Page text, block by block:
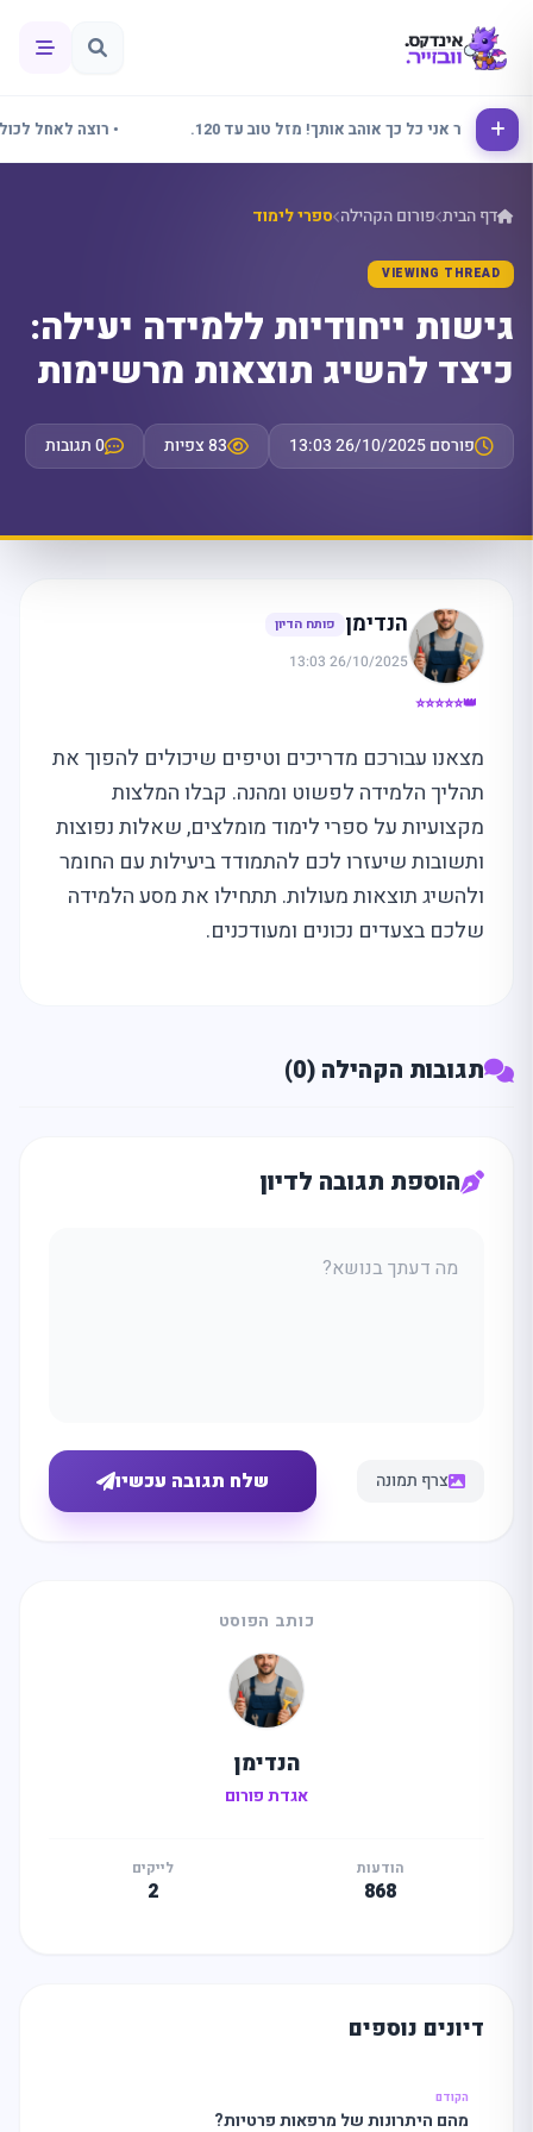
• אלינור אני כל כך אוהב אותך! מזל טוב עד 120. • רוצה לאחל לכולם
דף הבית פורום הקהילה ספרי לימוד
VIEWING THREAD
גישות ייחודיות ללמידה יעילה:
כיצד להשיג תוצאות מרשימות
פורסם 26/10/2025 13:03 83 צפיות 0 תגובות
👑⭐⭐⭐⭐⭐
הנדימן פותח הדיון
26/10/2025 13:03
מצאנו עבורכם מדריכים וטיפים שיכולים להפוך את
תהליך הלמידה לפשוט ומהנה. קבלו המלצות
מקצועיות על ספרי לימוד מומלצים, שאלות נפוצות
ותשובות שיעזרו לכם להתמודד ביעילות עם החומר
ולהשיג תוצאות מעולות. תתחילו את מסע הלמידה
שלכם בצעדים נכונים ומעודכנים.
תגובות הקהילה (0)
הוספת תגובה לדיון
צרף תמונה שלח תגובה עכשיו
כותב הפוסט
הנדימן
אגדת פורום
הודעות
868
לייקים
2
דיונים נוספים
הקודם
מהם היתרונות של מרפאות פרטיות?